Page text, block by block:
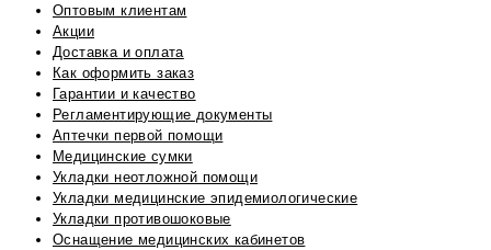
Оптовым клиентам
Акции
Доставка и оплата
Как оформить заказ
Гарантии и качество
Регламентирующие документы
Аптечки первой помощи
Медицинские сумки
Укладки неотложной помощи
Укладки медицинские эпидемиологические
Укладки противошоковые
Оснащение медицинских кабинетов